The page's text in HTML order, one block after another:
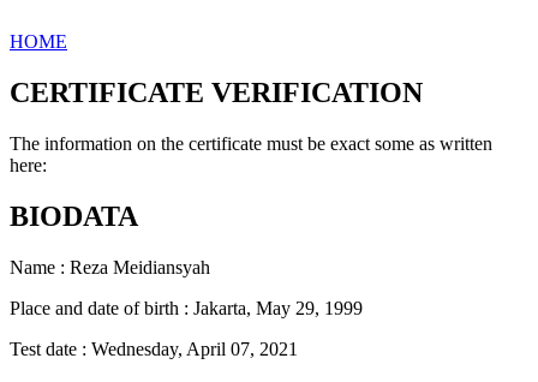
HOME
CERTIFICATE VERIFICATION
The information on the certificate must be exact some as written
here:
BIODATA
Name : Reza Meidiansyah
Place and date of birth : Jakarta, May 29, 1999
Test date : Wednesday, April 07, 2021